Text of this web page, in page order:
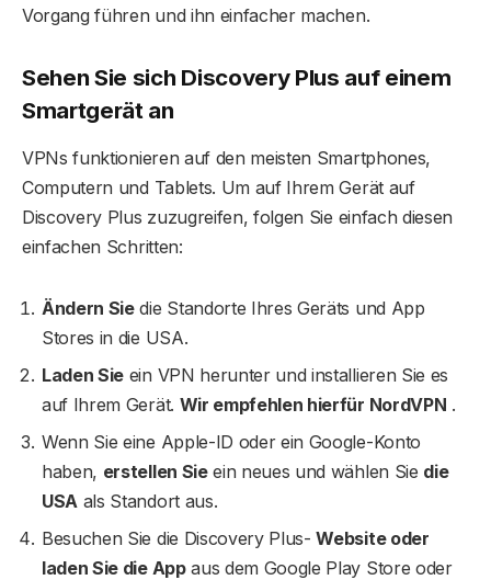
Vorgang führen und ihn einfacher machen.
Sehen Sie sich Discovery Plus auf einem
Smartgerät an
VPNs funktionieren auf den meisten Smartphones,
Computern und Tablets. Um auf Ihrem Gerät auf
Discovery Plus zuzugreifen, folgen Sie einfach diesen
einfachen Schritten:
Ändern Siedie Standorte Ihres Geräts und App
Stores in die USA.
Laden Sie ein VPN herunter und installieren Sie es
auf Ihrem Gerät. Wir empfehlen hierfür NordVPN .
Wenn Sie eine Apple-ID oder ein Google-Konto
haben, erstellen Sieein neues und wählen Sie die
USA als Standort aus.
Besuchen Sie die Discovery Plus-Website oder
laden Sie die Appaus dem Google Play Store oder